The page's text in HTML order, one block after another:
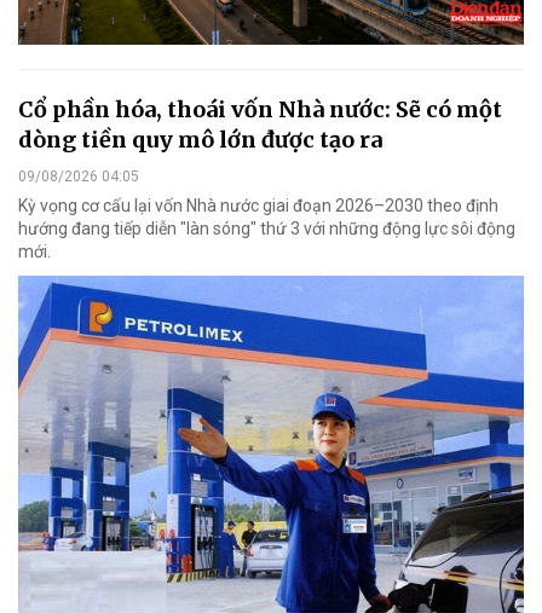
Cổ phần hóa, thoái vốn Nhà nước: Sẽ có một
dòng tiền quy mô lớn được tạo ra
09/08/2026 04:05
Kỳ vọng cơ cấu lại vốn Nhà nước giai đoạn 2026–2030 theo định
hướng đang tiếp diễn "làn sóng" thứ 3 với những động lực sôi động
mới.